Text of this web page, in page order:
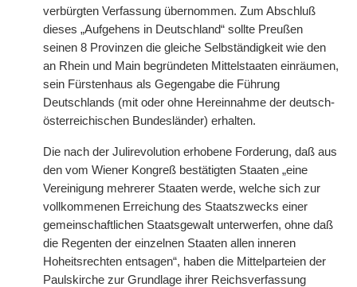
verbürgten Verfassung übernommen. Zum Abschluß
dieses „Aufgehens in Deutschland“ sollte Preußen
seinen 8 Provinzen die gleiche Selbständigkeit wie den
an Rhein und Main begründeten Mittelstaaten einräumen,
sein Fürstenhaus als Gegengabe die Führung
Deutschlands (mit oder ohne Hereinnahme der deutsch-
österreichischen Bundesländer) erhalten.
Die nach der Julirevolution erhobene Forderung, daß aus
den vom Wiener Kongreß bestätigten Staaten „eine
Vereinigung mehrerer Staaten werde, welche sich zur
vollkommenen Erreichung des Staatszwecks einer
gemeinschaftlichen Staatsgewalt unterwerfen, ohne daß
die Regenten der einzelnen Staaten allen inneren
Hoheitsrechten entsagen“, haben die Mittelparteien der
Paulskirche zur Grundlage ihrer Reichsverfassung